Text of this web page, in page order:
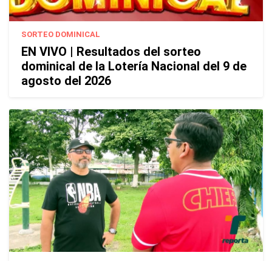
SORTEO DOMINICAL
EN VIVO | Resultados del sorteo
dominical de la Lotería Nacional del 9 de
agosto del 2026